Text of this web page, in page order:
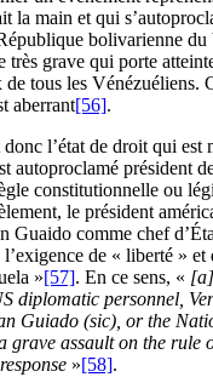
la main et qui
bolivarienne du
très grave qui porte
tous les Vénézuéliens.
aberrant[56].
l’état de droit qui est
autoproclamé président
constitutionnelle ou
le président
Guaido comme chef
de « liberté » et
»[57]. En ce sens, «
diplomatic personnel,
Guiado (sic), or the
grave assault on the rule
»[58].